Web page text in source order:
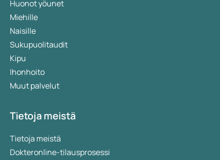
Huonot yöunet
Miehille
Naisille
Sukupuolitaudit
Kipu
Ihonhoito
Muut palvelut
Tietoja meistä
Tietoja meistä
Dokteronline-tilausprosessi